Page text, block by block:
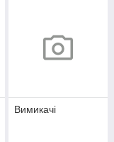
Вимикачі